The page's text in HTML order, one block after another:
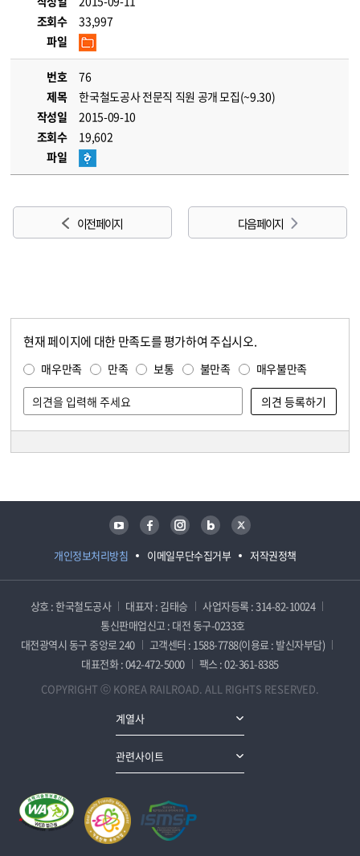
조회수
33,997
파일
번호
76
제목
한국철도공사 전문직 직원 공개 모집(~9.30)
작성일
2015-09-10
조회수
19,602
파일
이전 페이지 다음 페이지
현재 페이지에 대한 만족도를 평가하여 주십시오.
매우만족 만족 보통 불만족 매우불만족
개인정보처리방침 이메일무단수집거부 저작권정책
유튜브 페이스북 인스타그램 블로그 트위터
상호 : 한국철도공사 대표자 : 김태승
사업자등록 : 314-82-10024
통신판매업신고 : 대전 동구-0233호
대전광역시 동구 중앙로 240
고객센터 : 1588-7788(이용료 : 발신자부담)
대표전화 : 042-472-5000
팩스 : 02-361-8385
COPYRIGHT ⓒ KOREA RAILROAD. ALL RIGHTS RESERVED.
계열사
관련사이트